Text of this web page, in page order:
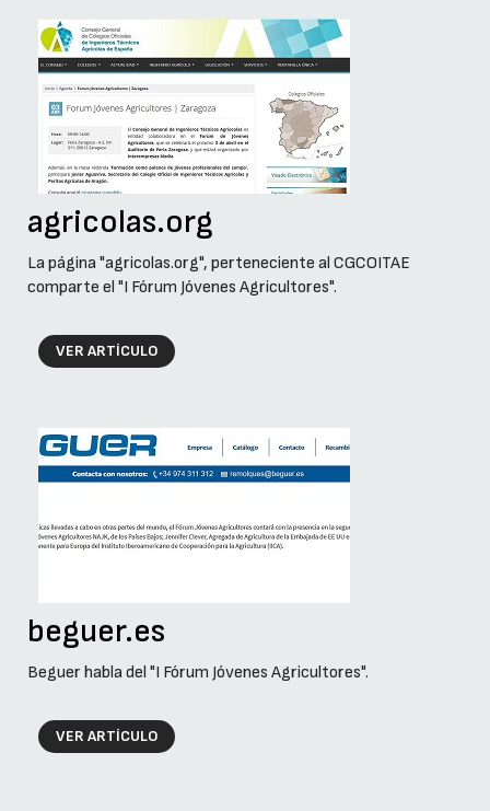
agricolas.org
La página "agricolas.org", perteneciente al CGCOITAE
comparte el "I Fórum Jóvenes Agricultores".
VER ARTÍCULO
beguer.es
Beguer habla del "I Fórum Jóvenes Agricultores".
VER ARTÍCULO